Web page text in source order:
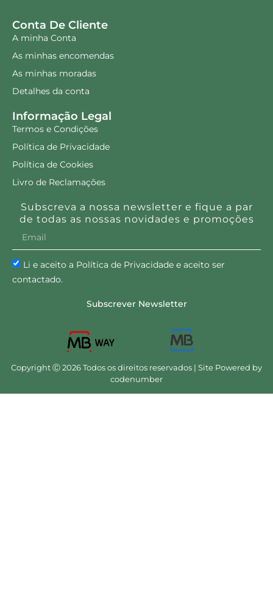
Conta De Cliente
A minha Conta
As minhas encomendas
As minhas moradas
Detalhes da conta
Informação Legal
Termos e Condições
Política de Privacidade
Política de Cookies
Livro de Reclamações
Subscreva a nossa newsletter e fique a par
de todas as nossas novidades e promoções
Li e aceito a Política de Privacidade e aceito ser
contactado.
Subscrever Newsletter
Copyright Ⓒ 2026 Todos os direitos reservados | Site Powered by
codenumber